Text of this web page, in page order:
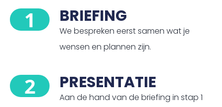
1 BRIEFING
We bespreken eerst samen wat je
wensen en plannen zijn.
2 PRESENTATIE
Aan de hand van de briefing in stap 1